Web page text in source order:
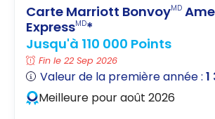
Carte Marriott BonvoyMD
ExpressMD*
Jusqu'à 110 000 Points
Fin le 22 Sep 2026
Valeur de la première année :
Meilleure pour août 2026